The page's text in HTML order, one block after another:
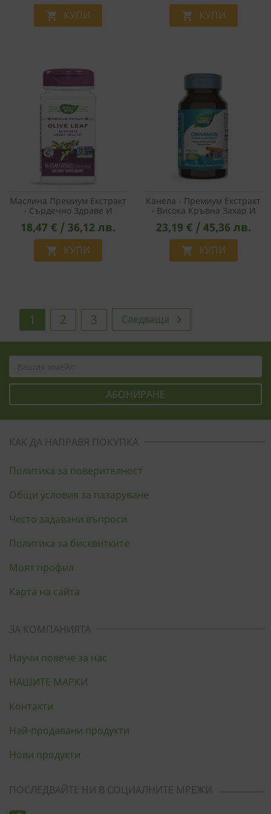
 КУПИ
Средство, 150 G Прах
 КУПИ
Маслина Премиум Екстракт
- Сърдечно Здраве И
Имунитет, 430 Mg, 60
Капсули
18,47 € / 36,12 лв.
 КУПИ
Канела - Премиум Екстракт
- Висока Кръвна Захар И
Диабет, 500 Mg, 60 Капсули
23,19 € / 45,36 лв.
 КУПИ
1 2 3 Следваща 
КАК ДА НАПРАВЯ ПОКУПКА
Политика за поверителност
Общи условия за пазаруване
Често задавани въпроси
Политика за бисквитките
Моят профил
Карта на сайта
ЗА КОМПАНИЯТА
Научи повече за нас
НАШИТЕ МАРКИ
Контакти
Най-продавани продукти
Нови продукти
ПОСЛЕДВАЙТЕ НИ В СОЦИАЛНИТЕ МРЕЖИ
МАРКЕТИНГOВИ